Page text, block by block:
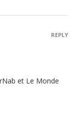
et Le Monde
REPLY